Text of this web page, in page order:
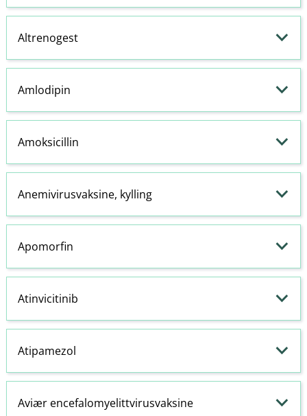
Altrenogest
Amlodipin
Amoksicillin
Anemivirusvaksine, kylling
Apomorfin
Atinvicitinib
Atipamezol
Aviær encefalomyelittvirusvaksine